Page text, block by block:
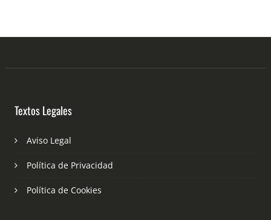
Textos Legales
Aviso Legal
Política de Privacidad
Política de Cookies